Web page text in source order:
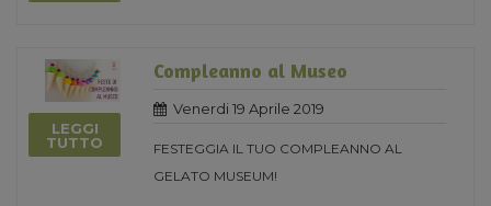
LEGGI
TUTTO
Compleanno al Museo
Venerdi 19 Aprile 2019
FESTEGGIA IL TUO COMPLEANNO AL
GELATO MUSEUM!